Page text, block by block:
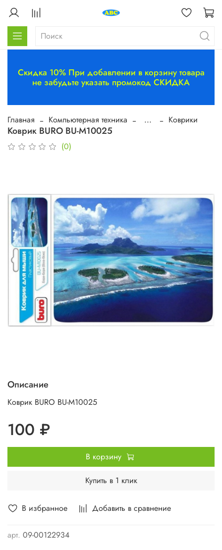
Скидка 10% При добавлении в корзину товара
не забудьте указать промокод СКИДКА
Главная Компьютерная техника ... Коврики
Коврик BURO BU-M10025
(0)
В избранное Добавить в сравнение
арт. 09-00122934
Описание
Коврик BURO BU-M10025
100 ₽
В корзину
Купить в 1 клик